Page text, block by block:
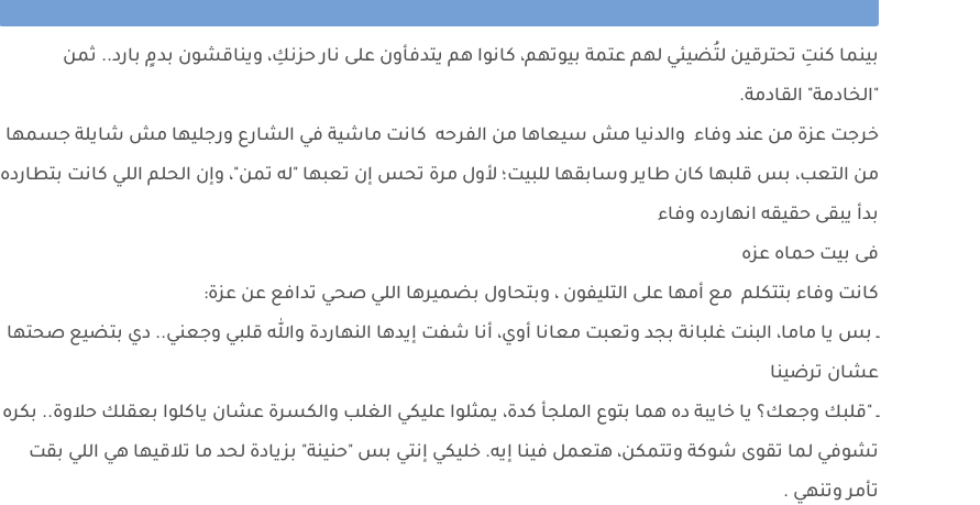
بينما كنتِ تحترقين لتُضيئي لهم عتمة بيوتهم، كانوا هم يتدفأون على نار حزنكِ، ويناقشون بدمٍ بارد.. ثمن
"الخادمة" القادمة.
خرجت عزة من عند وفاء والدنيا مش سيعاها من الفرحه كانت ماشية في الشارع ورجليها مش شايلة جسمها
من التعب، بس قلبها كان طاير وسابقها للبيت؛ لأول مرة تحس إن تعبها "له تمن"، وإن الحلم اللي كانت بتطارده
بدأ يبقى حقيقه انهارده وفاء
فى بيت حماه عزه
كانت وفاء بتتكلم مع أمها على التليفون ، وبتحاول بضميرها اللي صحي تدافع عن عزة:
ـ بس يا ماما، البنت غلبانة بجد وتعبت معانا أوي، أنا شفت إيدها النهاردة والله قلبي وجعني.. دي بتضيع صحتها
عشان ترضينا
ـ "قلبك وجعك؟ يا خايبة ده هما بتوع الملجأ كدة، يمثلوا عليكي الغلب والكسرة عشان ياكلوا بعقلك حلاوة.. بكره
تشوفي لما تقوى شوكة وتتمكن، هتعمل فينا إيه. خليكي إنتي بس "حنينة" بزيادة لحد ما تلاقيها هي اللي بقت
تأمر وتنهي .